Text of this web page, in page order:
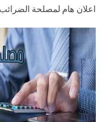
اعلان هام لمصلحة